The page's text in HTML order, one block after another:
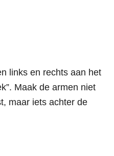
links en rechts aan het
Maak de armen niet
maar iets achter de